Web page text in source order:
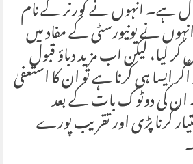
ہے۔ انہوں نے گورنر کے نام
نے یونیورسٹی کے مفاد میں
کر لیا، لیکن اب مزید دباؤ قبول
ایسا ہی کرنا ہے تو ان کا استعفیٰ
ان کی دوٹوک بات کے بعد
کرنا پڑی اور تقریب پورے